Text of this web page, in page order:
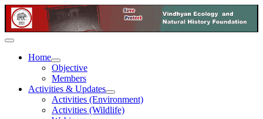
Home
Objective
Members
Activities & Updates
Activities (Environment)
Activities (Wildlife)